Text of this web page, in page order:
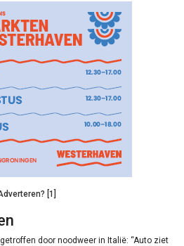
[1]
door noodweer in Italië: “Auto ziet